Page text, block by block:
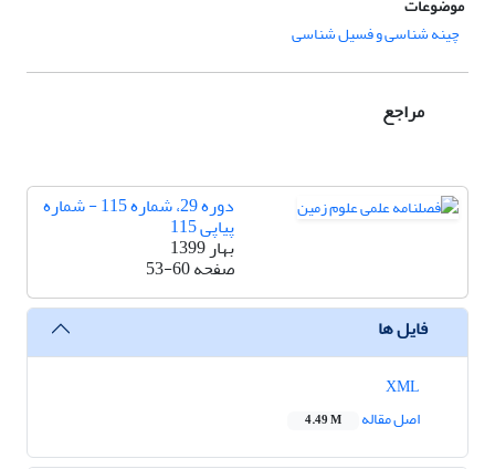
موضوعات
چینه شناسی و فسیل شناسی
مراجع
دوره 29، شماره 115 - شماره
پیاپی 115
بهار 1399
صفحه53-60
فایل ها
اصل مقاله
4.49 M